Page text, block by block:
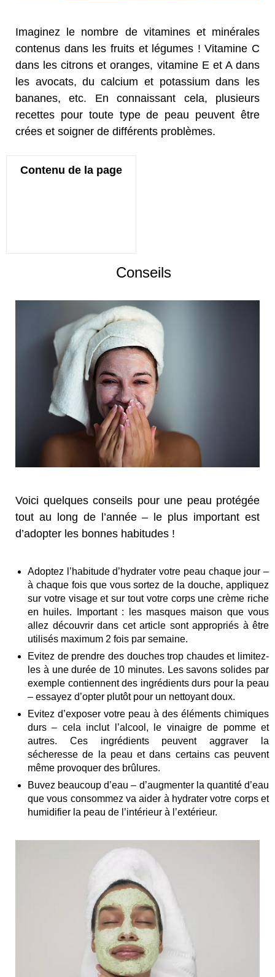
Imaginez le nombre de vitamines et minérales
contenus dans les fruits et légumes ! Vitamine C
dans les citrons et oranges, vitamine E et A dans
les avocats, du calcium et potassium dans les
bananes, etc. En connaissant cela, plusieurs
recettes pour toute type de peau peuvent être
crées et soigner de différents problèmes.
Contenu de la page
Conseils
Voici quelques conseils pour une peau protégée
tout au long de l’année – le plus important est
d’adopter les bonnes habitudes !
Adoptez l’habitude d’hydrater votre peau chaque jour –
à chaque fois que vous sortez de la douche, appliquez
sur votre visage et sur tout votre corps une crème riche
en huiles. Important : les masques maison que vous
allez découvrir dans cet article sont appropriés à être
utilisés maximum 2 fois par semaine.
Evitez de prendre des douches trop chaudes et limitez-
les à une durée de 10 minutes. Les savons solides par
exemple contiennent des ingrédients durs pour la peau
– essayez d’opter plutôt pour un nettoyant doux.
Evitez d’exposer votre peau à des éléments chimiques
durs – cela inclut l’alcool, le vinaigre de pomme et
autres. Ces ingrédients peuvent aggraver la
sécheresse de la peau et dans certains cas peuvent
même provoquer des brûlures.
Buvez beaucoup d’eau – d’augmenter la quantité d’eau
que vous consommez va aider à hydrater votre corps et
humidifier la peau de l’intérieur à l’extérieur.